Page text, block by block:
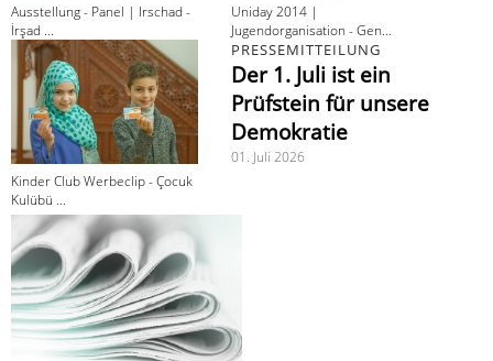
Ausstellung - Panel | Irschad -
İrşad ...
Uniday 2014 |
Jugendorganisation - Gen...
Kinder Club Werbeclip - Çocuk
Kulübü ...
PRESSEMITTEILUNG
Der 1. Juli ist ein
Prüfstein für unsere
Demokratie
01. Juli 2026